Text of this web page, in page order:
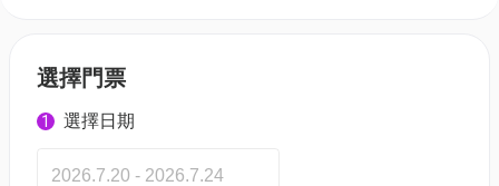
選擇門票
1 選擇日期
2026.7.20 - 2026.7.24